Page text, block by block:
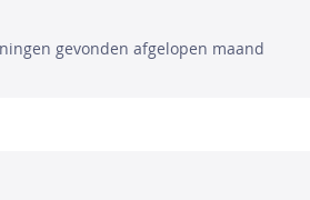
gevonden afgelopen maand